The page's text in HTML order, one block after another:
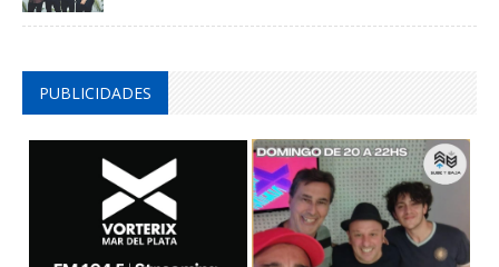
PUBLICIDADES